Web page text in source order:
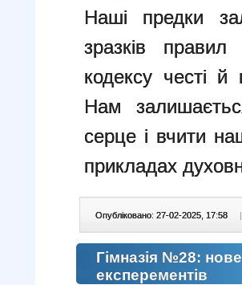
Наші предки
зразків правил
кодексу честі й
Нам
серце і вчити
прикладах
Опубліковано: 27-02-2025, 17:58
Гімназія №28:
експерементів